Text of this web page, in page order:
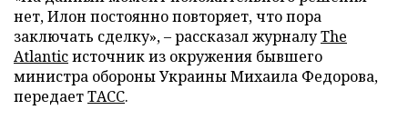
нет, Илон постоянно повторяет, что пора
заключать сделку», – рассказал журналуThe
Atlanticисточник из окружения бывшего
министра обороны Украины Михаила Федорова,
передаетТАСС.